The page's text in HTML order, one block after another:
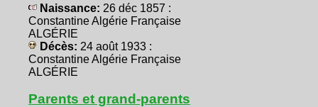
Naissance: 26 déc 1857 :
Constantine Algérie Française
ALGÉRIE
Décès: 24 août 1933 :
Constantine Algérie Française
ALGÉRIE
Parents et grand-parents